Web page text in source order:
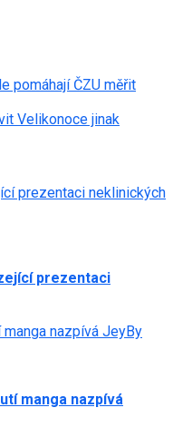
pomáhají ČZU měřit
Velikonoce jinak
prezentaci neklinických
prezentaci
nazpívá JeyBy
manga nazpívá